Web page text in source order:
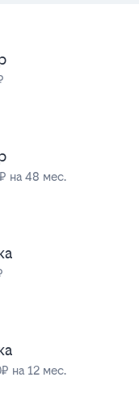
на 48 мес.
на 12 мес.